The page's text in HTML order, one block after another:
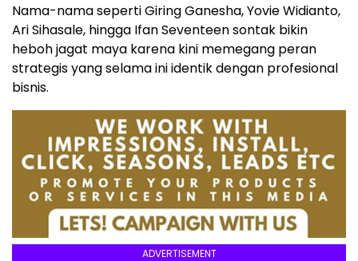
Nama-nama seperti Giring Ganesha, Yovie Widianto,
Ari Sihasale, hingga Ifan Seventeen sontak bikin
heboh jagat maya karena kini memegang peran
strategis yang selama ini identik dengan profesional
bisnis.
ADVERTISEMENT